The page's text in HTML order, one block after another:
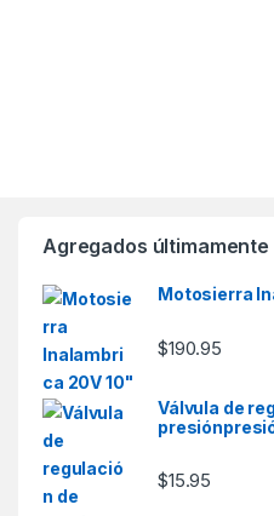
Agregados últimamente
Motosierra
$190.95
Válvula de
$15.95